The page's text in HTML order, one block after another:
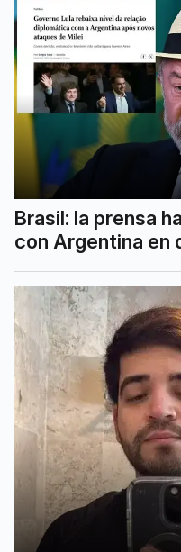
Brasil: la prensa
con Argentina en